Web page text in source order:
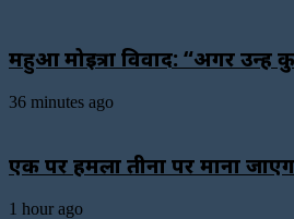
महुआ मोइत्रा विवाद: “अगर उन्हें
36 minutes ago
एक पर हमला तीनों पर माना
1 hour ago